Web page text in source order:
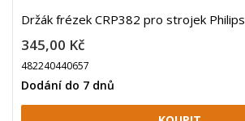
Držák frézek CRP382 pro strojek Philips
345,00 Kč
482240440657
Dodání do 7 dnů